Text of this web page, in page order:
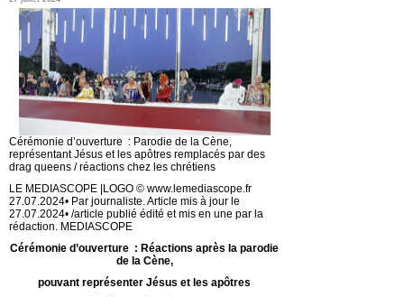
Cérémonie d’ouverture : Parodie de la Cène,
représentant Jésus et les apôtres remplacés par des
drag queens / réactions chez les chrétiens
LE MEDIASCOPE |LOGO © www.lemediascope.fr
27.07.2024• Par journaliste. Article mis à jour le
27.07.2024• /article publié édité et mis en une par la
rédaction. MEDIASCOPE
Cérémonie d’ouverture : Réactions après la parodie
de la Cène,
pouvant représenter Jésus et les apôtres